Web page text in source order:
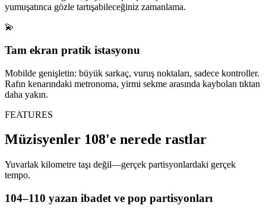
yumuşatınca gözle tartışabileceğiniz zamanlama.
💫
Tam ekran pratik istasyonu
Mobilde genişletin: büyük sarkaç, vuruş noktaları, sadece kontroller.
Rafın kenarındaki metronoma, yirmi sekme arasında kaybolan tıktan
daha yakın.
FEATURES
Müzisyenler 108'e nerede rastlar
Yuvarlak kilometre taşı değil—gerçek partisyonlardaki gerçek
tempo.
104–110 yazan ibadet ve pop partisyonları